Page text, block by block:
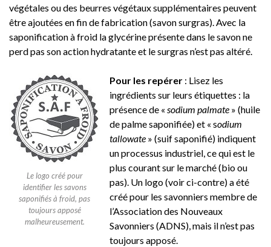
végétales ou des beurres végétaux supplémentaires peuvent
être ajoutées en fin de fabrication (savon surgras). Avec la
saponification à froid la glycérine présente dans le savon ne
perd pas son action hydratante et le surgras n’est pas altéré.
Le logo créé pour
identifier les savons
saponifiés à froid, pas
toujours apposé
malheureusement.
Pour les repérer : Lisez les
ingrédients sur leurs étiquettes : la
présence de « sodium palmate » (huile
de palme saponifiée) et « sodium
tallowate » (suif saponifié) indiquent
un processus industriel, ce qui est le
plus courant sur le marché (bio ou
pas). Un logo (voir ci-contre) a été
créé pour les savonniers membre de
l’Association des Nouveaux
Savonniers (ADNS), mais il n’est pas
toujours apposé.